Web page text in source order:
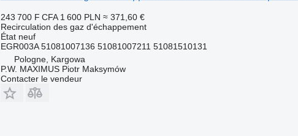
243 700 F CFA 1 600 PLN ≈ 371,60 €
Recirculation des gaz d'échappement
Étatneuf
EGR003A 51081007136 51081007211 51081510131
Pologne, Kargowa
P.W. MAXIMUS Piotr Maksymów
Contacter le vendeur